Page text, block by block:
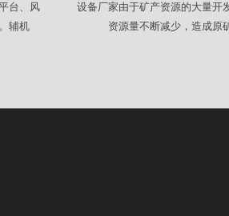
台、风
辅机
设备厂家由于矿产资源的大量开
资源量不断减少，造成原